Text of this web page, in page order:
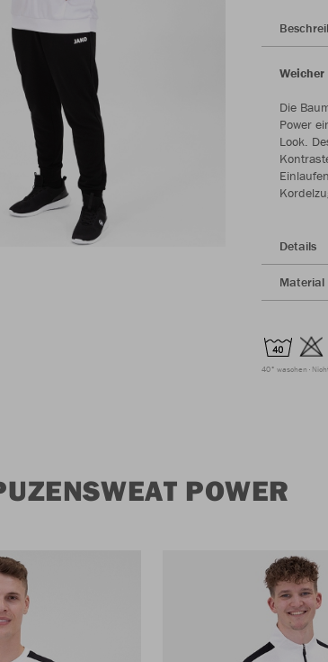
Die
Power
Look.
Details
Material
40° waschen
POWER